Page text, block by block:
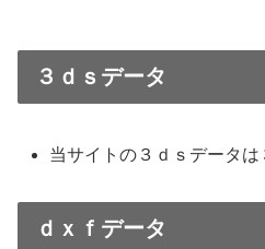
３ｄｓデータ
当サイトの３ｄｓデータは
ｄｘｆデータ